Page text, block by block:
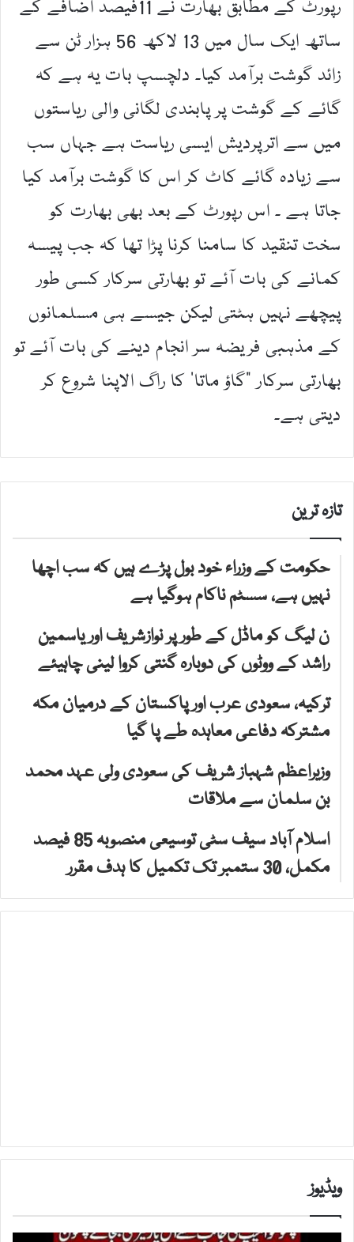
رپورٹ کے مطابق بھارت نے 11فیصد اضافے کے
ساتھ ایک سال میں 13 لاکھ 56 ہزار ٹن سے
زائد گوشت برآمد کیا۔ دلچسپ بات یہ ہے کہ
گائے کے گوشت پر پابندی لگانی والی ریاستوں
میں سے اترپردیش ایسی ریاست ہے جہاں سب
سے زیادہ گائے کاٹ کر اس کا گوشت برآمد کیا
جاتا ہے ۔ اس رپورٹ کے بعد بھی بھارت کو
سخت تنقید کا سامنا کرنا پڑا تھا کہ جب پیسہ
کمانے کی بات آئے تو بھارتی سرکار کسی طور
پیچھے نہیں ہٹتی لیکن جیسے ہی مسلمانوں
کے مذہبی فریضہ سر انجام دینے کی بات آئے تو
بھارتی سرکار ”گاؤ ماتا’ کا راگ الاپنا شروع کر
دیتی ہے۔
تازہ ترین
حکومت کے وزراء خود بول پڑے ہیں کہ سب اچھا
نہیں ہے، سسٹم ناکام ہوگیا ہے
ن لیگ کو ماڈل کے طور پر نوازشریف اور یاسمین
راشد کے ووٹوں کی دوبارہ گنتی کروا لینی چاہیئے
ترکیہ، سعودی عرب اور پاکستان کے درمیان مکہ
مشترکہ دفاعی معاہدہ طے پا گیا
وزیراعظم شہباز شریف کی سعودی ولی عہد محمد
بن سلمان سے ملاقات
اسلام آباد سیف سٹی توسیعی منصوبہ 85 فیصد
مکمل، 30 ستمبر تک تکمیل کا ہدف مقرر
ویڈیوز